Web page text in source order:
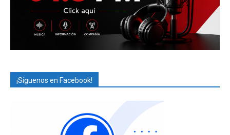
¡Síguenos en Facebook!